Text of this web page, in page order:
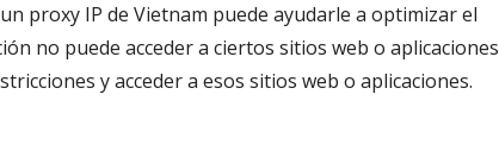
proxy IP de Vietnam puede ayudarle a optimizar el
no puede acceder a ciertos sitios web o aplicaciones
y acceder a esos sitios web o aplicaciones.